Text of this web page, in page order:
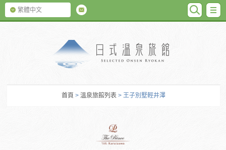
繁體中文
首頁 > 溫泉旅館列表 > 王子別墅輕井澤